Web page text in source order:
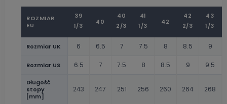
ROZMIAR
EU
39
1/3
40
40
2/3
41
1/3
42
42
2/3
43
1/3
Rozmiar UK 6 6.5 7 7.5 8 8.5 9
Rozmiar US 6.5 7 7.5 8 8.5 9 9.5
Długość
stopy
[mm]
243 247 251 256 260 264 268